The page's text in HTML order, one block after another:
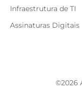
Infraestrutura de TI
Assinaturas Digitais
©2026